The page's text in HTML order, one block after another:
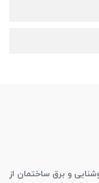
زمینه روشنایی و برق ساختمان از